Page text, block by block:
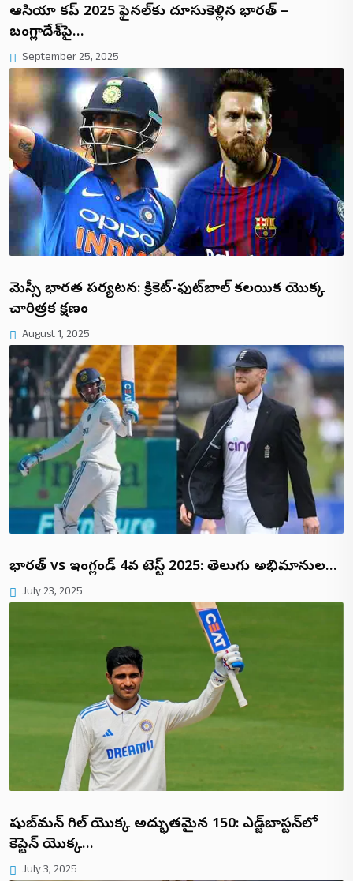
ఆసియా కప్ 2025 ఫైనల్‌కు దూసుకెళ్లిన భారత్ –
బంగ్లాదేశ్‌పై…
September 25, 2025
మెస్సీ భారత పర్యటన: క్రికెట్-ఫుట్‌బాల్ కలయిక యొక్క
చారిత్రక క్షణం
August 1, 2025
భారత్ vs ఇంగ్లండ్ 4వ టెస్ట్ 2025: తెలుగు అభిమానుల…
July 23, 2025
షుబ్‌మన్ గిల్ యొక్క అద్భుతమైన 150: ఎడ్జ్‌బాస్టన్‌లో
కెప్టెన్ యొక్క…
July 3, 2025